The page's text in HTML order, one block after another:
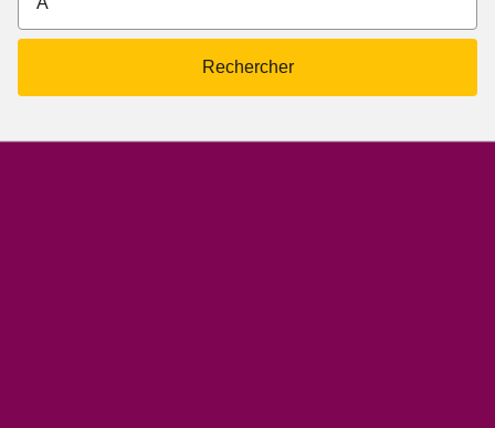
Rechercher